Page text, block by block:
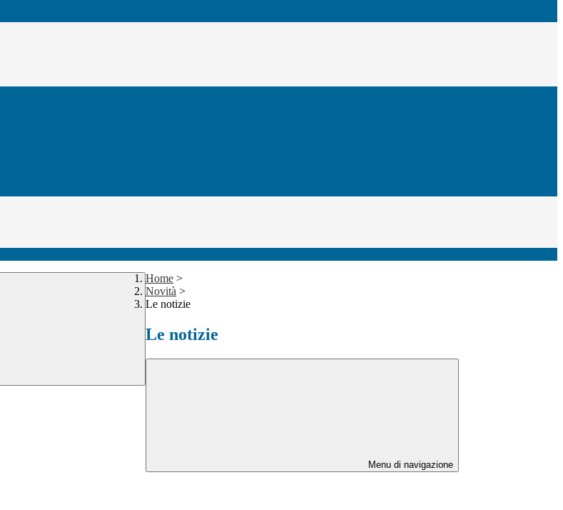
Home >
Novità >
Le notizie
Le notizie
Menu di navigazione